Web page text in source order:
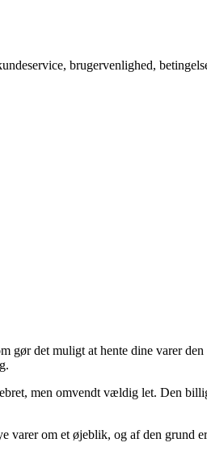
brugervenlighed,
det muligt at hente dine varer
men omvendt vældig let. Den
om et øjeblik, og af den grund